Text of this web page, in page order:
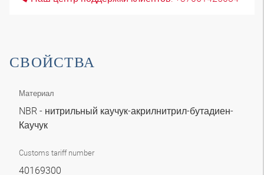
СВОЙСТВА
Материал
NBR - нитрильный каучук-акрилнитрил-бутадиен-
Каучук
Customs tariff number
40169300